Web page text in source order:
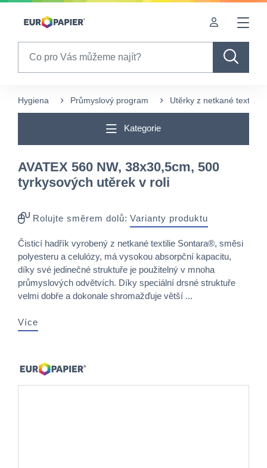
Table Of Content
Hygiena Průmyslový program Utěrky z netkané textílie
Kategorie
AVATEX 560 NW, 38x30,5cm, 500
tyrkysových utěrek v roli
Rolujte směrem dolů: Varianty produktu
Čisticí hadřík vyrobený z netkané textilie Sontara®, směsi
polyesteru a celulózy, má vysokou absorpční kapacitu,
díky své jedinečné struktuře je použitelný v mnoha
průmyslových odvětvích. Díky speciální drsné struktuře
velmi dobře a dokonale shromažďuje větší ...
Více